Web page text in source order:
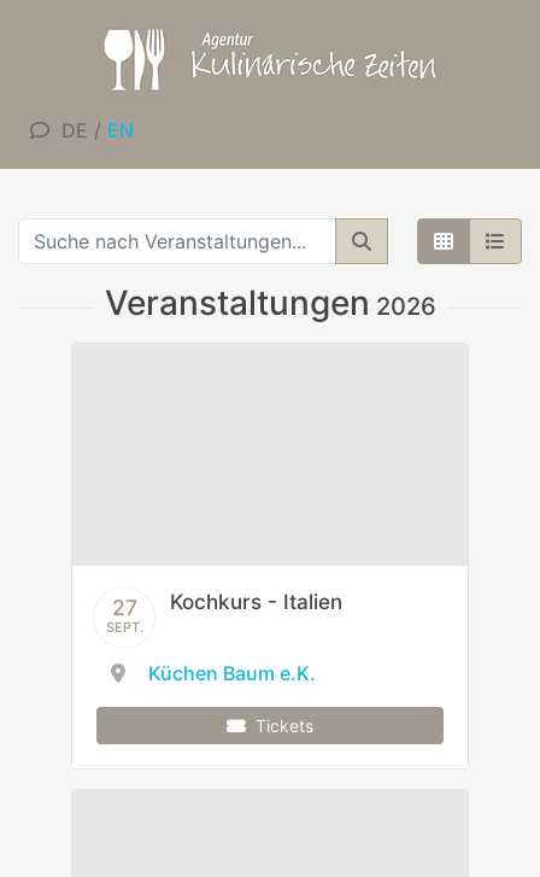
DE / EN
Veranstaltungen 2026
27
SEPT.
Kochkurs - Italien
Küchen Baum e.K.
Tickets